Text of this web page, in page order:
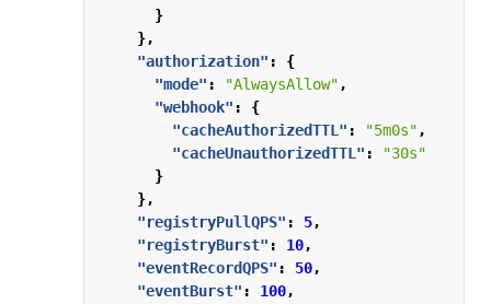
}
},
"authorization" :
{
"mode" : "AlwaysAllow" ,
"webhook" :
{
"cacheAuthorizedTTL" : "5m0s" ,
"cacheUnauthorizedTTL" :
"30s"
}
},
"registryPullQPS" : 5,
"registryBurst" : 10,
"eventRecordQPS" : 50,
"eventBurst" : 100,